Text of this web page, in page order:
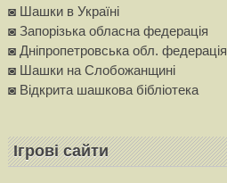
◙ Шашки в Україні
◙ Запорізька обласна федерація
◙ Дніпропетровська обл. федерація
◙ Шашки на Слобожанщині
◙ Вiдкрита шашкова бібліотека
Ігрові сайти